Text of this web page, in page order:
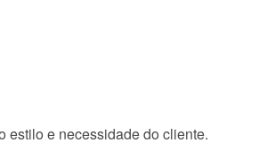
estilo e necessidade do cliente.